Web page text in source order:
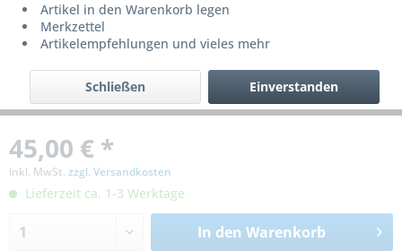
45,00 € *
inkl. MwSt. zzgl. Versandkosten
Lieferzeit ca. 1-3 Werktage
In den Warenkorb
Artikel in den Warenkorb legen
Merkzettel
Artikelempfehlungen und vieles mehr
Einverstanden
Schließen